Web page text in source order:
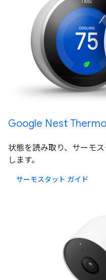
Google Nest
状態を読み取り、サーモ
します。
サーモスタット ガイド